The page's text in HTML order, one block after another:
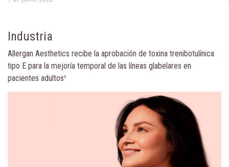
Industria
Allergan Aesthetics recibe la aprobación de toxina trenibotulínica
tipo E para la mejoría temporal de las líneas glabelares en
pacientes adultos¹